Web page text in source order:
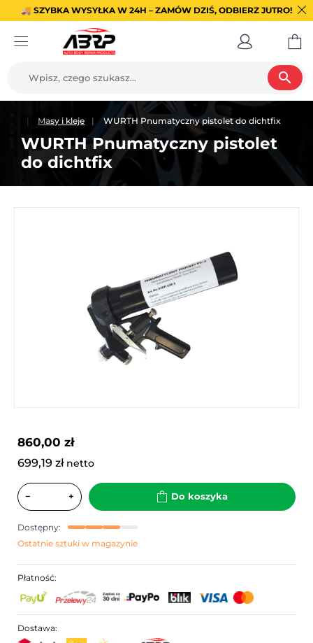
🚚 SZYBKA WYSYŁKA W 24H – ZAMÓW DZIŚ, ODBIERZ JUTRO!
search
Masy i kleje WURTH Pnumatyczny pistolet do dichtfix
WURTH Pnumatyczny pistolet
do dichtfix
860,00 zł
699,19 zł netto
− + Do koszyka
Dostępny:
Ostatnie sztuki w magazynie
Płatność:
Dostawa: